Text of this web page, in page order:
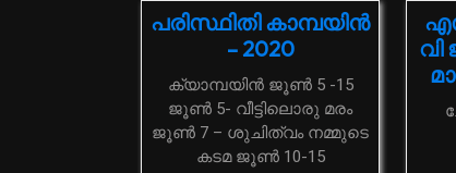
പരിസ്ഥിതി കാമ്പയിൻ
– 2020
ക്യാമ്പയിൻ ജൂൺ 5 -15
ജൂൺ 5- വീട്ടിലൊരു മരം
ജൂൺ 7 – ശുചിത്വം നമ്മുടെ
കടമ ജൂൺ 10-15
വി